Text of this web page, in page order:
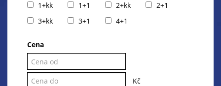
1+kk
1+1 2+kk
2+1
3+kk
3+1 4+1
Cena
Kč